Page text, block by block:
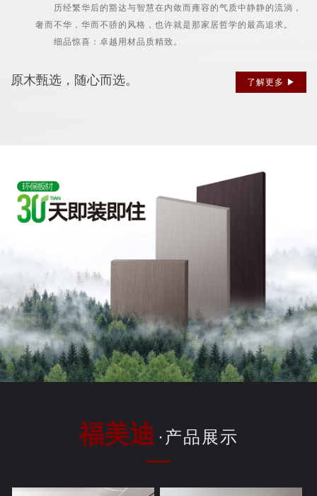
历经繁华后的豁达与智慧在内敛而雍容的气质中静静的流淌，
奢而不华，华而不骄的风格，也许就是那家居哲学的最高追求。
细品惊喜：卓越用材品质精致。
了解更多 ▶
原木甄选，随心而选。
福美迪 ·产品展示